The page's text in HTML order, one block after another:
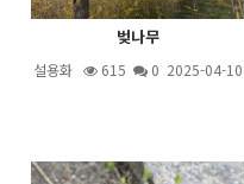
벚나무
설용화 615 0 2025-04-10